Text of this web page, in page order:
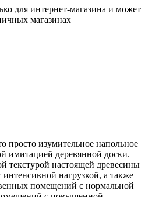
для интернет-магазина и может
магазинах
изумительное напольное
имитацией деревянной доски.
текстурой настоящей древесины
нагрузкой, а также
помещений с нормальной